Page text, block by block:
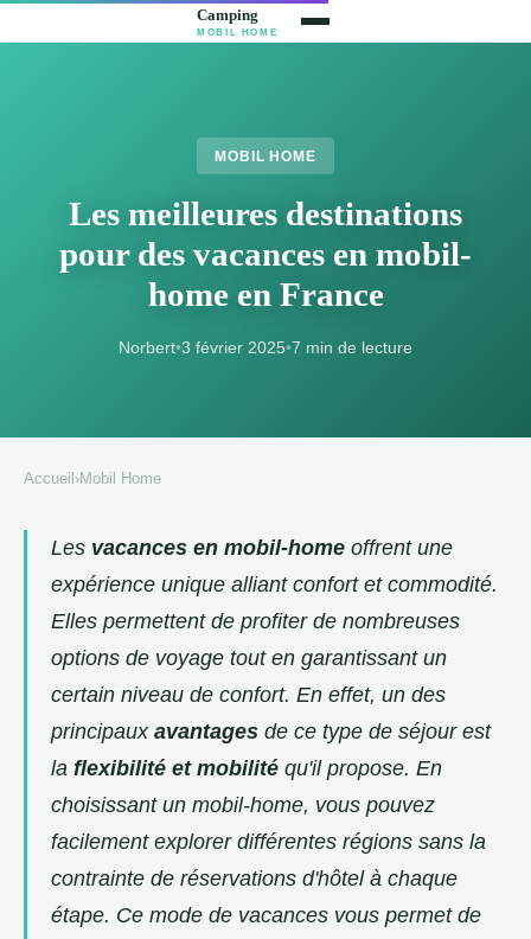
MOBIL HOME
Les meilleures destinations
pour des vacances en mobil-
home en France
Norbert•3 février 2025•7 min de lecture
Accueil ›Mobil Home
Les vacances en mobil-home offrent une
expérience unique alliant confort et commodité.
Elles permettent de profiter de nombreuses
options de voyage tout en garantissant un
certain niveau de confort. En effet, un des
principaux avantages de ce type de séjour est
la flexibilité et mobilité qu'il propose. En
choisissant un mobil-home, vous pouvez
facilement explorer différentes régions sans la
contrainte de réservations d'hôtel à chaque
étape. Ce mode de vacances vous permet de